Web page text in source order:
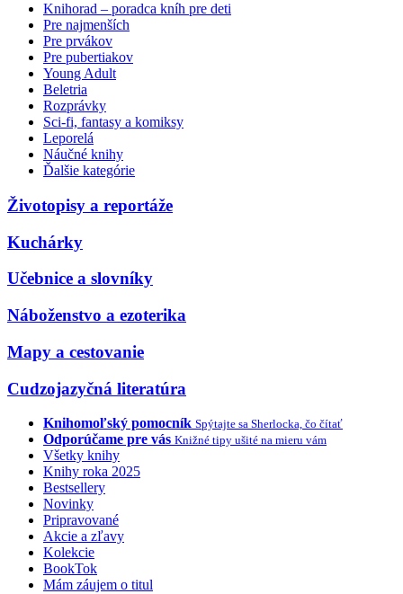
Knihorad – poradca kníh pre deti
Pre najmenších
Pre prvákov
Pre pubertiakov
Young Adult
Beletria
Rozprávky
Sci-fi, fantasy a komiksy
Leporelá
Náučné knihy
Ďalšie kategórie
Životopisy a reportáže
Kuchárky
Učebnice a slovníky
Náboženstvo a ezoterika
Mapy a cestovanie
Cudzojazyčná literatúra
Knihomoľský pomocník Spýtajte sa Sherlocka, čo čítať
Odporúčame pre vás Knižné tipy ušité na mieru vám
Všetky knihy
Knihy roka 2025
Bestsellery
Novinky
Pripravované
Akcie a zľavy
Kolekcie
BookTok
Mám záujem o titul